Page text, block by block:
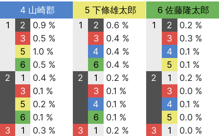
4 山崎郡
1
2
0.9 %
3
0.5 %
5
1.0 %
6
0.5 %
2
1
0.4 %
3
0.1 %
5
0.2 %
6
0.1 %
3
1
0.3 %
5 下條雄太郎
1
2
0.6 %
3
0.4 %
4
0.4 %
6
0.4 %
2
1
0.2 %
3
0.1 %
4
0.1 %
6
0.1 %
3
1
0.2 %
6 佐藤隆太郎
1
2
0.2 %
3
0.3 %
4
0.1 %
5
0.1 %
2
1
0.2 %
3
0.0 %
4
0.1 %
5
0.0 %
3
1
0.0 %